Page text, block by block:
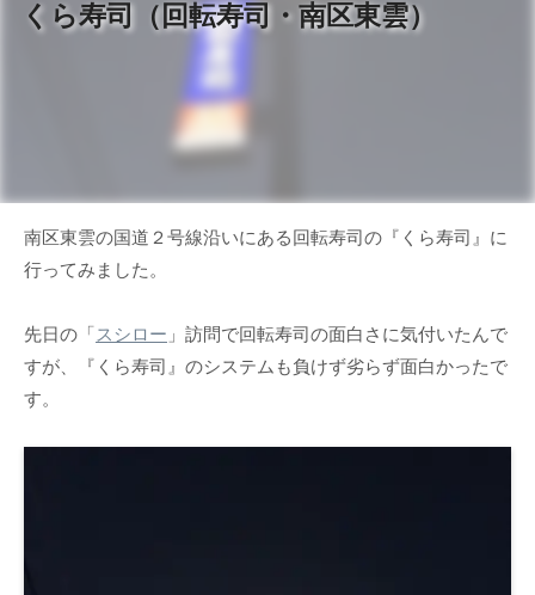
くら寿司（回転寿司・南区東雲）
南区東雲の国道２号線沿いにある回転寿司の『くら寿司』に
行ってみました。
先日の「スシロー 」訪問で回転寿司の面白さに気付いたんで
すが、『くら寿司』のシステムも負けず劣らず面白かったで
す。